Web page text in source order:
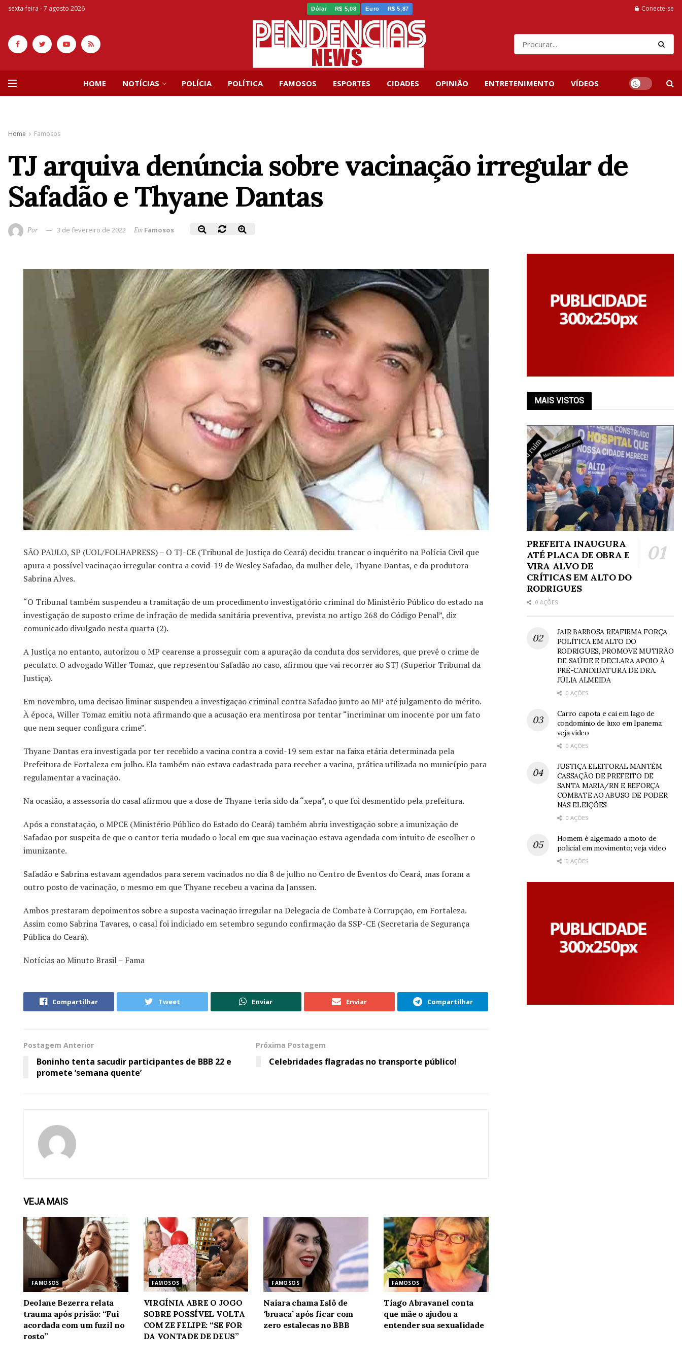
sexta-feira - 7 agosto 2026 Dólar R$ 5,08 Euro R$ 5,87 Conecte-se
HOME NOTÍCIAS POLÍCIA POLÍTICA FAMOSOS ESPORTES CIDADES OPINIÃO ENTRETENIMENTO VÍDEOS
Home Famosos
TJ arquiva denúncia sobre vacinação irregular de
Safadão e Thyane Dantas
Por 3 de fevereiro de 2022 Em Famosos
SÃO PAULO, SP (UOL/FOLHAPRESS) – O TJ-CE (Tribunal de Justiça do Ceará) decidiu trancar o inquérito na Polícia Civil que
apura a possível vacinação irregular contra a covid-19 de Wesley Safadão, da mulher dele, Thyane Dantas, e da produtora
Sabrina Alves.
“O Tribunal também suspendeu a tramitação de um procedimento investigatório criminal do Ministério Público do estado na
investigação de suposto crime de infração de medida sanitária preventiva, prevista no artigo 268 do Código Penal”, diz
comunicado divulgado nesta quarta (2).
A Justiça no entanto, autorizou o MP cearense a prosseguir com a apuração da conduta dos servidores, que prevê o crime de
peculato. O advogado Willer Tomaz, que representou Safadão no caso, afirmou que vai recorrer ao STJ (Superior Tribunal da
Justiça).
Em novembro, uma decisão liminar suspendeu a investigação criminal contra Safadão junto ao MP até julgamento do mérito.
À época, Willer Tomaz emitiu nota afirmando que a acusação era mentirosa por tentar “incriminar um inocente por um fato
que nem sequer configura crime”.
Thyane Dantas era investigada por ter recebido a vacina contra a covid-19 sem estar na faixa etária determinada pela
Prefeitura de Fortaleza em julho. Ela também não estava cadastrada para receber a vacina, prática utilizada no município para
regulamentar a vacinação.
Na ocasião, a assessoria do casal afirmou que a dose de Thyane teria sido da “xepa”, o que foi desmentido pela prefeitura.
Após a constatação, o MPCE (Ministério Público do Estado do Ceará) também abriu investigação sobre a imunização de
Safadão por suspeita de que o cantor teria mudado o local em que sua vacinação estava agendada com intuito de escolher o
imunizante.
Safadão e Sabrina estavam agendados para serem vacinados no dia 8 de julho no Centro de Eventos do Ceará, mas foram a
outro posto de vacinação, o mesmo em que Thyane recebeu a vacina da Janssen.
Ambos prestaram depoimentos sobre a suposta vacinação irregular na Delegacia de Combate à Corrupção, em Fortaleza.
Assim como Sabrina Tavares, o casal foi indiciado em setembro segundo confirmação da SSP-CE (Secretaria de Segurança
Pública do Ceará).
Notícias ao Minuto Brasil – Fama
Compartilhar Tweet Enviar Enviar Compartilhar
Postagem Anterior
Boninho tenta sacudir participantes de BBB 22 e
promete ‘semana quente’
Próxima Postagem
Celebridades flagradas no transporte público!
VEJAMAIS
FAMOSOS
Deolane Bezerra relata
trauma após prisão: “Fui
acordada com um fuzil no
rosto”
FAMOSOS
VIRGÍNIA ABRE O JOGO
SOBRE POSSÍVEL VOLTA
COM ZE FELIPE: “SE FOR
DA VONTADE DE DEUS”
FAMOSOS
Naiara chama Eslô de
‘bruaca’ após ficar com
zero estalecas no BBB
FAMOSOS
Tiago Abravanel conta
que mãe o ajudou a
entender sua sexualidade
MAIS VISTOS
PREFEITA INAUGURA
ATÉ PLACA DE OBRA E
VIRA ALVO DE
CRÍTICAS EM ALTO DO
RODRIGUES
0 AÇÕES
JAIR BARBOSA REAFIRMA FORÇA
POLÍTICA EM ALTO DO
RODRIGUES, PROMOVE MUTIRÃO
DE SAÚDE E DECLARA APOIO À
PRÉ-CANDIDATURA DE DRA.
JÚLIA ALMEIDA
0 AÇÕES
Carro capota e cai em lago de
condomínio de luxo em Ipanema;
veja vídeo
0 AÇÕES
JUSTIÇA ELEITORAL MANTÉM
CASSAÇÃO DE PREFEITO DE
SANTA MARIA/RN E REFORÇA
COMBATE AO ABUSO DE PODER
NAS ELEIÇÕES
0 AÇÕES
Homem é algemado a moto de
policial em movimento; veja vídeo
0 AÇÕES